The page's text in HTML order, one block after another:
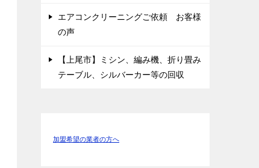
エアコンクリーニングご依頼 お客様
の声
【上尾市】ミシン、編み機、折り畳み
テーブル、シルバーカー等の回収
加盟希望の業者の方へ